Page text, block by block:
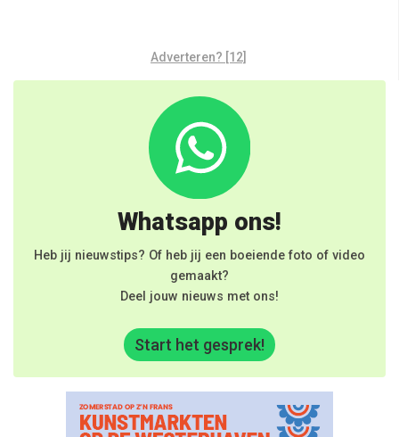
Adverteren? [12]
Whatsapp ons!
Heb jij nieuwstips? Of heb jij een boeiende foto of video
gemaakt?
Deel jouw nieuws met ons!
Start het gesprek!